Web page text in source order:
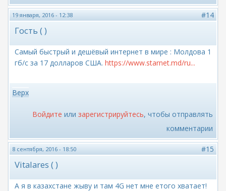
19 января, 2016 - 12:38 #14
Гость ( )
Самый быстрый и дешёвый интернет в мире : Молдова 1
гб/с за 17 долларов США. https://www.starnet.md/ru...
Верх
Войдите или зарегистрируйтесь, чтобы отправлять
комментарии
8 сентября, 2016 - 18:50 #15
Vitalares ( )
А я в казахстане жыву и там 4G нет мне етого хватает!